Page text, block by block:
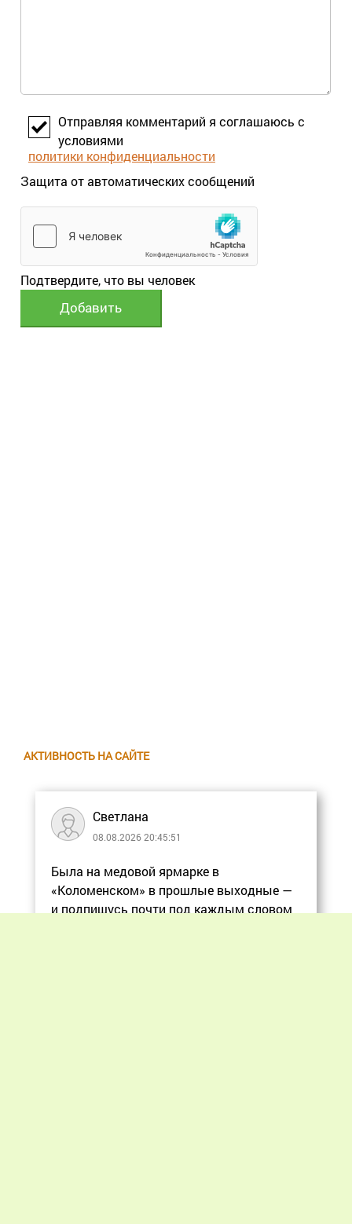
Отправляя комментарий я соглашаюсь с
условиями
политики конфиденциальности
Защита от автоматических сообщений
Подтвердите, что вы человек
АКТИВНОСТЬ НА САЙТЕ
Светлана
08.08.2026 20:45:51
Была на медовой ярмарке в
«Коломенском» в прошлые выходные —
и подпишусь почти под каждым словом